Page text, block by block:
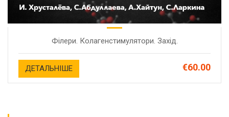
Філери. Колагенстимулятори. Захiд.
ДЕТАЛЬНІШЕ €60.00